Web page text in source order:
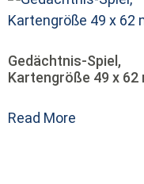
Gedächtnis-Spiel,
Kartengröße 49 x 62
Read More